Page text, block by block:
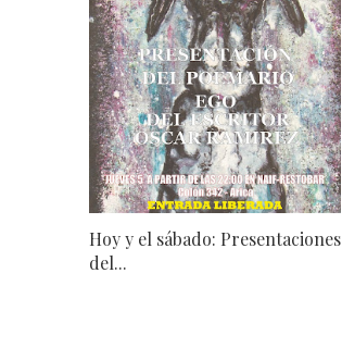
Hoy y el sábado: Presentaciones
del...